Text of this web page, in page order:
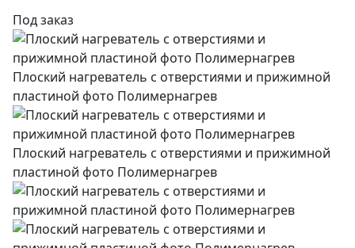
Под заказ
Плоский нагреватель с отверстиями и прижимной
пластиной фото Полимернагрев
Плоский нагреватель с отверстиями и прижимной
пластиной фото Полимернагрев